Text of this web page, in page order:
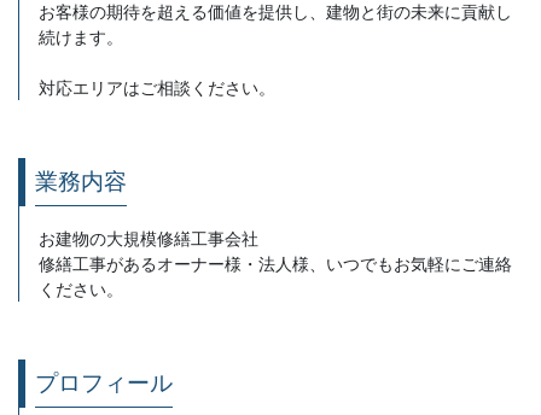
お客様の期待を超える価値を提供し、建物と街の未来に貢献し
続けます。
対応エリアはご相談ください。
業務内容
お建物の大規模修繕工事会社
修繕工事があるオーナー様・法人様、いつでもお気軽にご連絡
ください。
プロフィール